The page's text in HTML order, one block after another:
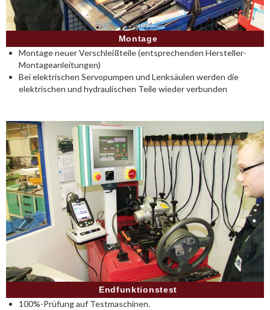
Montage
Montage neuer Verschleißteile (entsprechenden Hersteller-
Montageanleitungen)
Bei elektrischen Servopumpen und Lenksäulen werden die
elektrischen und hydraulischen Teile wieder verbunden
Endfunktionstest
100%-Prüfung auf Testmaschinen.